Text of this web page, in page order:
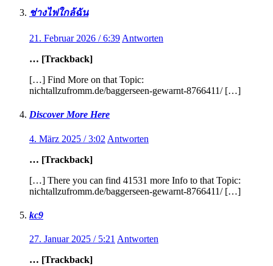
ช่างไฟใกล้ฉัน
21. Februar 2026 / 6:39 Antworten
… [Trackback]
[…] Find More on that Topic:
nichtallzufromm.de/baggerseen-gewarnt-8766411/ […]
Discover More Here
4. März 2025 / 3:02 Antworten
… [Trackback]
[…] There you can find 41531 more Info to that Topic:
nichtallzufromm.de/baggerseen-gewarnt-8766411/ […]
kc9
27. Januar 2025 / 5:21 Antworten
… [Trackback]